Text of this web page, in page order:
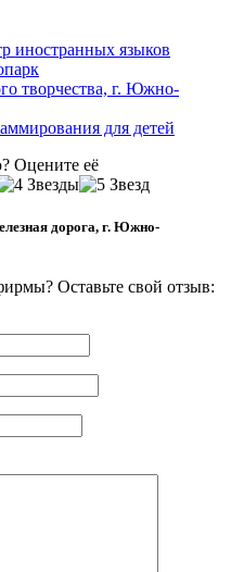
иностранных языков
творчества, г. Южно-
для детей
Оцените её
дорога, г. Южно-
Оставьте свой отзыв: